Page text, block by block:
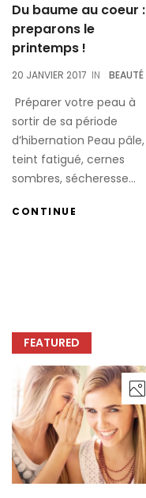
Du baume au coeur :
preparons le
printemps !
20 JANVIER 2017 IN BEAUTÉ
Préparer votre peau à
sortir de sa période
d’hibernation Peau pâle,
teint fatigué, cernes
sombres, sécheresse...
CONTINUE
FEATURED